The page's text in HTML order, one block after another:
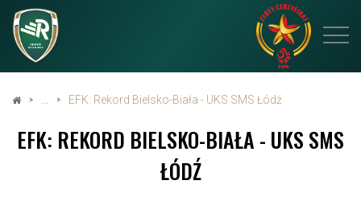
EFK: Rekord Bielsko-Biała - UKS SMS Łódź
EFK: REKORD BIELSKO-BIAŁA - UKS SMS
ŁÓDŹ